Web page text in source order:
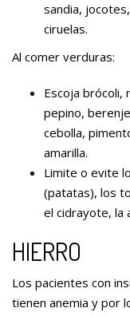
sandia,
ciruelas.
Al comer verduras:
Escoja brócoli,
pepino,
cebolla,
amarilla.
Limite o evite
(patatas), los
el cidrayote, la
HIERRO
Los pacientes con
tienen anemia y por